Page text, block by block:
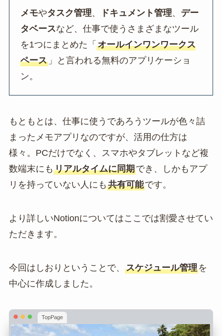
メモやタスク管理、 ドキュメント管理、 デー
タベースなど、仕事で使うさまざまなツール
を1つにまとめた「オールインワンワークス
ペース 」と言われる無料のアプリケーショ
ン。
もともとは、仕事に使うであろうツールが色々詰
まったメモアプリなのですが、活用の仕方は
様々。PCだけでなく、スマホやタブレットなど複
数端末にも リアルタイムに同期でき、しかもアプ
リを持っていない人にも 共有可能です。
より詳しいNotionについてはここでは割愛させてい
ただきます。
今回はしおりということで、 スケジュール管理を
中心に作成しました。
TopPage